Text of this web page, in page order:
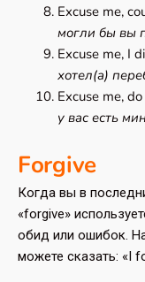
Excuse me,
могли бы вы
Excuse me, I
хотел(а)
Excuse me,
у вас есть
Forgive
Когда вы в
«forgive»
обид или ошибок.
можете сказать: «I